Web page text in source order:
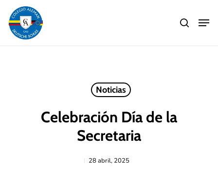
main
content
search
Noticias
Celebración Día de la
Secretaria
28 abril, 2025